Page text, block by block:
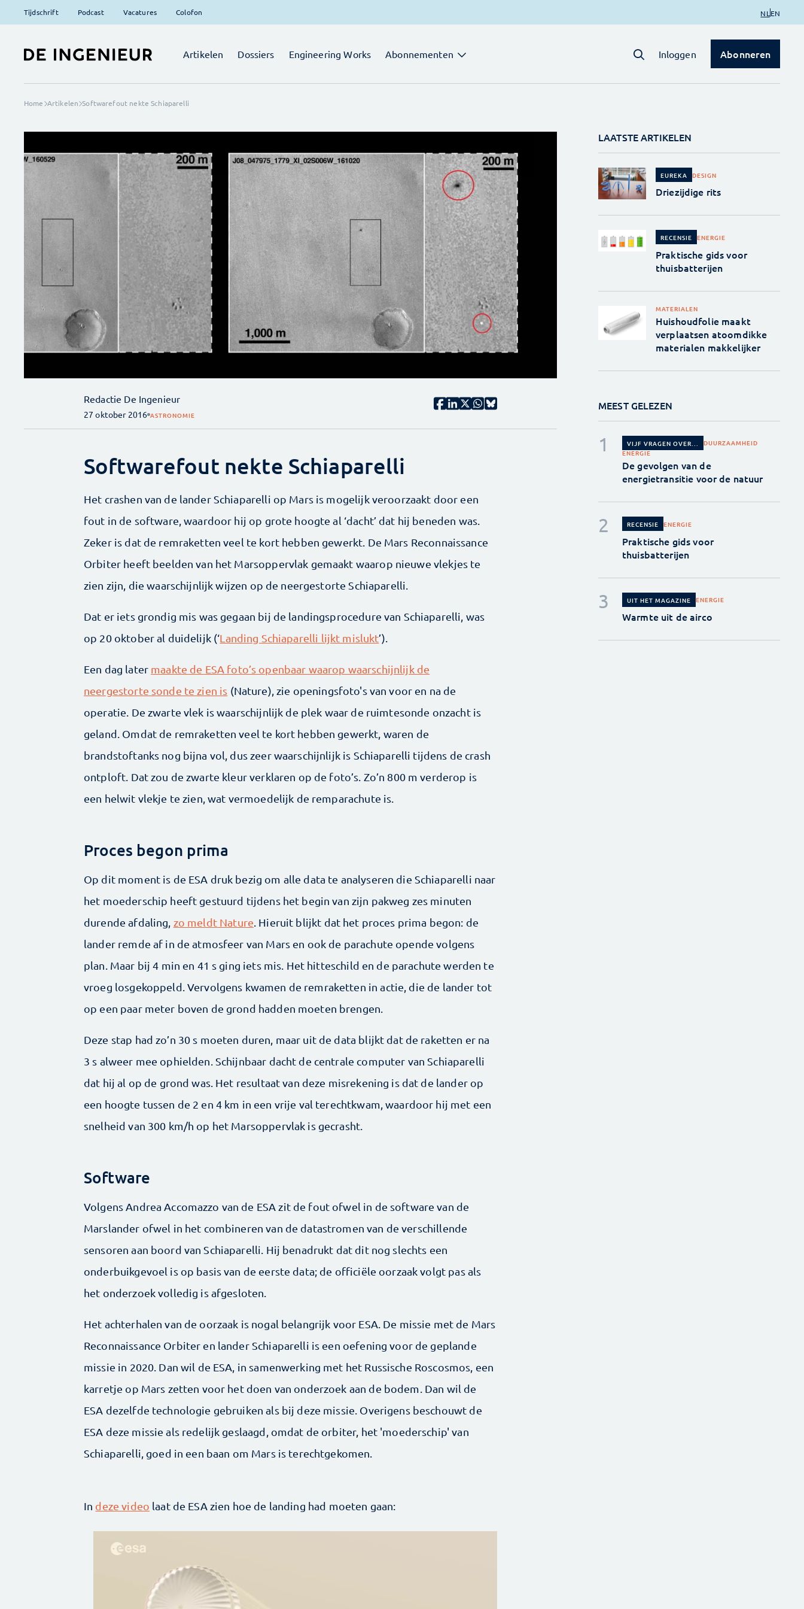
Tijdschrift Podcast Vacatures Colofon NL EN
Artikelen Dossiers Engineering Works Abonnementen Inloggen Abonneren
Home Artikelen Softwarefout nekte Schiaparelli
Redactie De Ingenieur
27 oktober 2016 ASTRONOMIE
Softwarefout nekte Schiaparelli
Het crashen van de lander Schiaparelli op Mars is mogelijk veroorzaakt door een
fout in de software, waardoor hij op grote hoogte al ‘dacht’ dat hij beneden was.
Zeker is dat de remraketten veel te kort hebben gewerkt. De Mars Reconnaissance
Orbiter heeft beelden van het Marsoppervlak gemaakt waarop nieuwe vlekjes te
zien zijn, die waarschijnlijk wijzen op de neergestorte Schiaparelli.
Dat er iets grondig mis was gegaan bij de landingsprocedure van Schiaparelli, was
op 20 oktober al duidelijk (‘Landing Schiaparelli lijkt mislukt’).
Een dag later maakte de ESA foto’s openbaar waarop waarschijnlijk de
neergestorte sonde te zien is (Nature), zie openingsfoto's van voor en na de
operatie. De zwarte vlek is waarschijnlijk de plek waar de ruimtesonde onzacht is
geland. Omdat de remraketten veel te kort hebben gewerkt, waren de
brandstoftanks nog bijna vol, dus zeer waarschijnlijk is Schiaparelli tijdens de crash
ontploft. Dat zou de zwarte kleur verklaren op de foto’s. Zo’n 800 m verderop is
een helwit vlekje te zien, wat vermoedelijk de remparachute is.
Proces begon prima
Op dit moment is de ESA druk bezig om alle data te analyseren die Schiaparelli naar
het moederschip heeft gestuurd tijdens het begin van zijn pakweg zes minuten
durende afdaling, zo meldt Nature. Hieruit blijkt dat het proces prima begon: de
lander remde af in de atmosfeer van Mars en ook de parachute opende volgens
plan. Maar bij 4 min en 41 s ging iets mis. Het hitteschild en de parachute werden te
vroeg losgekoppeld. Vervolgens kwamen de remraketten in actie, die de lander tot
op een paar meter boven de grond hadden moeten brengen.
Deze stap had zo’n 30 s moeten duren, maar uit de data blijkt dat de raketten er na
3 s alweer mee ophielden. Schijnbaar dacht de centrale computer van Schiaparelli
dat hij al op de grond was. Het resultaat van deze misrekening is dat de lander op
een hoogte tussen de 2 en 4 km in een vrije val terechtkwam, waardoor hij met een
snelheid van 300 km/h op het Marsoppervlak is gecrasht.
Software
Volgens Andrea Accomazzo van de ESA zit de fout ofwel in de software van de
Marslander ofwel in het combineren van de datastromen van de verschillende
sensoren aan boord van Schiaparelli. Hij benadrukt dat dit nog slechts een
onderbuikgevoel is op basis van de eerste data; de officiële oorzaak volgt pas als
het onderzoek volledig is afgesloten.
Het achterhalen van de oorzaak is nogal belangrijk voor ESA. De missie met de Mars
Reconnaissance Orbiter en lander Schiaparelli is een oefening voor de geplande
missie in 2020. Dan wil de ESA, in samenwerking met het Russische Roscosmos, een
karretje op Mars zetten voor het doen van onderzoek aan de bodem. Dan wil de
ESA dezelfde technologie gebruiken als bij deze missie. Overigens beschouwt de
ESA deze missie als redelijk geslaagd, omdat de orbiter, het 'moederschip' van
Schiaparelli, goed in een baan om Mars is terechtgekomen.
In deze video laat de ESA zien hoe de landing had moeten gaan:
LAATSTE ARTIKELEN
EUREKA DESIGN
Driezijdige rits
RECENSIE ENERGIE
Praktische gids voor
thuisbatterijen
MATERIALEN
Huishoudfolie maakt
verplaatsen atoomdikke
materialen makkelijker
MEEST GELEZEN
VIJF VRAGEN OVER...
DUURZAAMHEID
ENERGIE
De gevolgen van de
energietransitie voor de natuur
RECENSIE ENERGIE
Praktische gids voor
thuisbatterijen
UIT HET MAGAZINE ENERGIE
Warmte uit de airco